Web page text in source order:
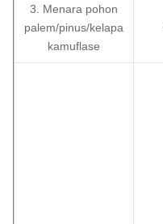
3. Menara pohon
palem/pinus/kelapa
kamuflase